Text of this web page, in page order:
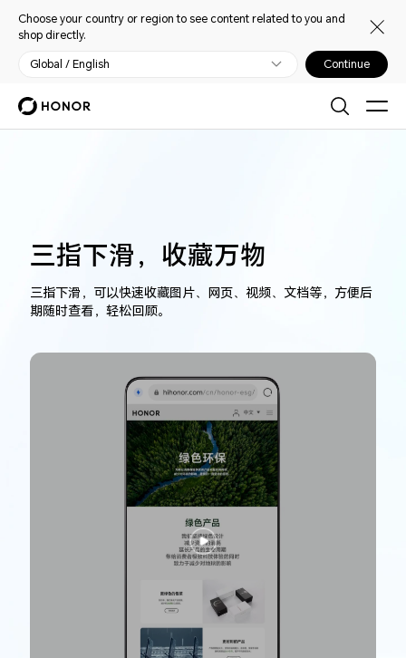
Choose your country or region to see content related to you and
shop directly.
Global / English Continue
三指下滑，收藏万物
三指下滑，可以快速收藏图片、网页、视频、文档等，方便后
期随时查看，轻松回顾。